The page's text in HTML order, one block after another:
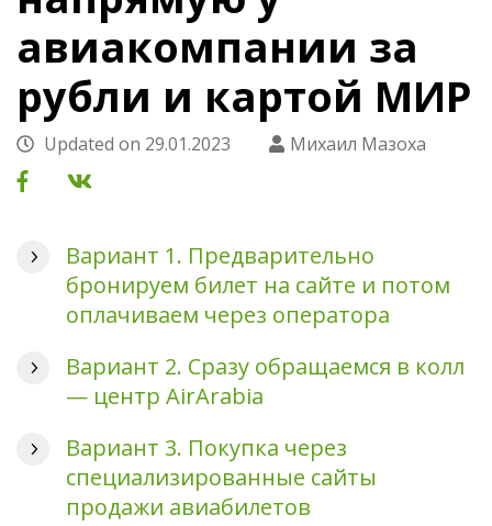
авиакомпании за
рубли и картой МИР
Updated on 29.01.2023 Михаил Мазоха
Вариант 1. Предварительно
бронируем билет на сайте и потом
оплачиваем через оператора
Вариант 2. Сразу обращаемся в колл
— центр AirArabia
Вариант 3. Покупка через
специализированные сайты
продажи авиабилетов